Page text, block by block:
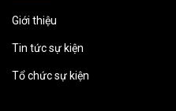
Giới thiệu
Tin tức sự kiện
Tổ chức sự kiện